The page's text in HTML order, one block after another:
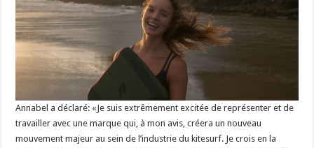
Annabel a déclaré: «Je suis extrêmement excitée de représenter et de
travailler avec une marque qui, à mon avis, créera un nouveau
mouvement majeur au sein de l’industrie du kitesurf. Je crois en la